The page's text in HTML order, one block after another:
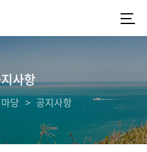
사항
당 공지사항